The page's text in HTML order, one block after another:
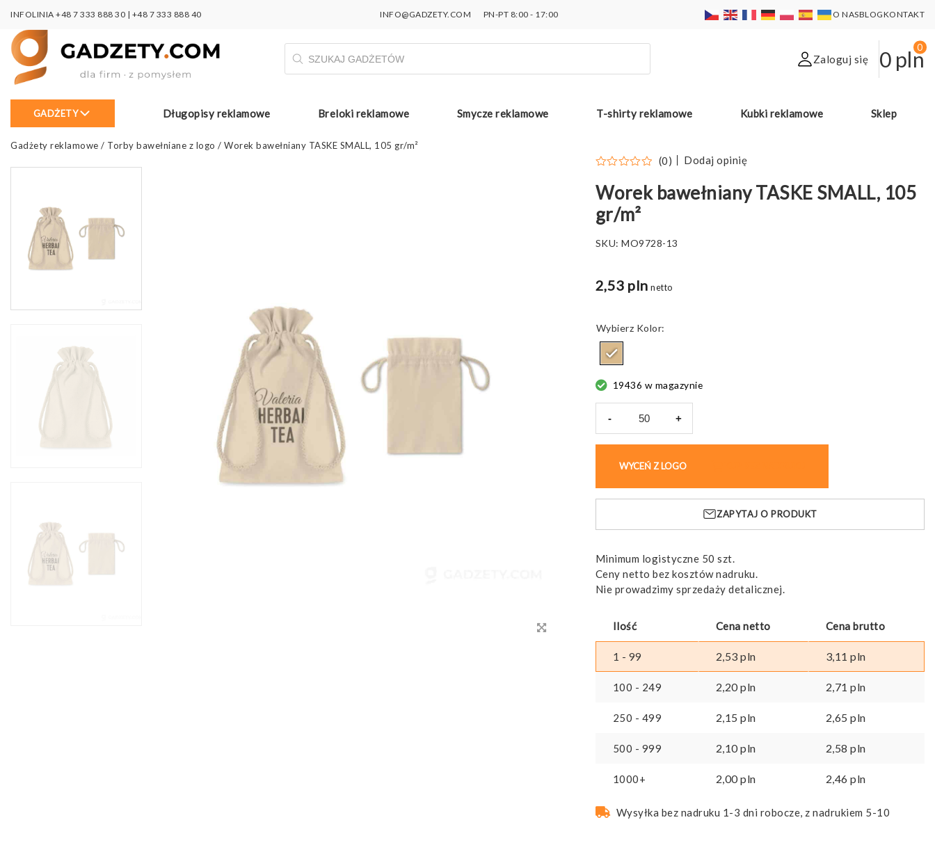
INFOLINIA +48 7 333 888 30 | +48 7 333 888 40 INFO@GADZETY.COM PN-PT 8:00 - 17:00 O NASBLOGKONTAKT
Wyszukiwarka
produktów
Zaloguj się 0 pln
0
GADŻETY Długopisy reklamowe Breloki reklamowe Smycze reklamowe T-shirty reklamowe Kubki reklamowe Sklep
Gadżety reklamowe / Torby bawełniane z logo / Worek bawełniany TASKE SMALL, 105 gr/m²
(0) Dodaj opinię
Worek bawełniany TASKE SMALL, 105
gr/m²
SKU:MO9728-13
2,53 pln netto
Kolor
19436 w magazynie
-
TASKE
SMALL,
105
+
WYCEŃ Z LOGO
ZAPYTAJ O PRODUKT
Minimum logistyczne 50 szt.
Ceny netto bez kosztów nadruku.
Nie prowadzimy sprzedaży detalicznej.
Ilość Cena netto Cena brutto
1 - 99 2,53pln 3,11pln
100 - 249 2,20pln 2,71pln
250 - 499 2,15pln 2,65pln
500 - 999 2,10pln 2,58pln
1000+ 2,00pln 2,46pln
Wysyłka bez nadruku 1-3 dni robocze, z nadrukiem 5-10